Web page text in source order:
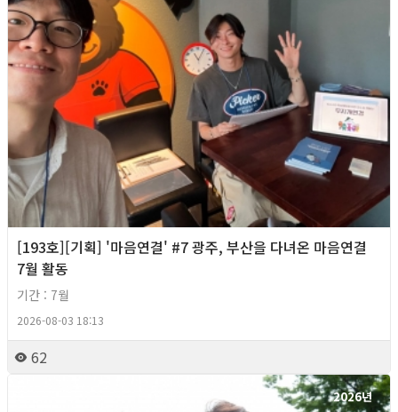
[193호][기획] '마음연결' #7 광주, 부산을 다녀온 마음연결
7월 활동
기간 : 7월
2026-08-03 18:13
62
2026년